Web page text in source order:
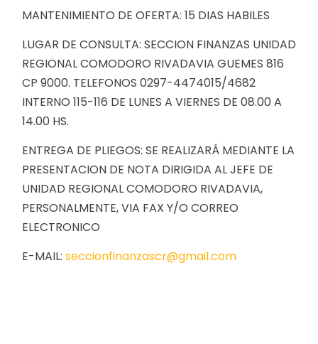
MANTENIMIENTO DE OFERTA: 15 DIAS HABILES
LUGAR DE CONSULTA: SECCION FINANZAS UNIDAD
REGIONAL COMODORO RIVADAVIA GUEMES 816
CP 9000. TELEFONOS 0297-4474015/4682
INTERNO 115-116 DE LUNES A VIERNES DE 08.00 A
14.00 HS.
ENTREGA DE PLIEGOS: SE REALIZARÁ MEDIANTE LA
PRESENTACION DE NOTA DIRIGIDA AL JEFE DE
UNIDAD REGIONAL COMODORO RIVADAVIA,
PERSONALMENTE, VIA FAX Y/O CORREO
ELECTRONICO
E-MAIL: seccionfinanzascr@gmail.com